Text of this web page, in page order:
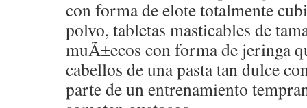
con forma de elote totalmente
polvo, tabletas masticables de
muÃ±ecos con forma de jeringa
cabellos de una pasta tan dulce
parte de un entrenamiento